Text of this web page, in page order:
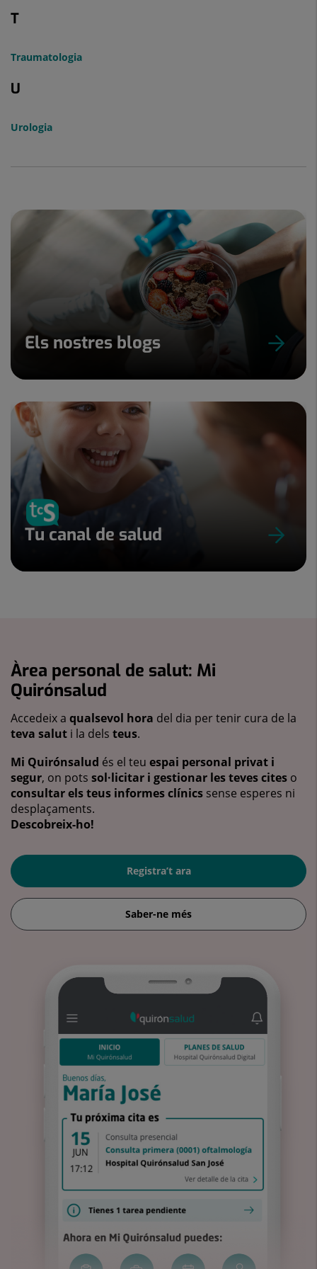
T
Traumatologia
U
Urologia
Els nostres blogs
Tu canal de salud
Àrea personal de salut: Mi
Quirónsalud
Accedeix a qualsevol hora del dia per tenir cura de la
teva salut i la dels teus.
Mi Quirónsalud és el teu espai personal privat i
segur, on pots sol·licitar i gestionar les teves cites o
consultar els teus informes clínics sense esperes ni
desplaçaments.
Descobreix-ho!
Registra’t ara
Saber-ne més